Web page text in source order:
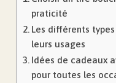
praticité
Les différents
leurs usages
Idées de cadeaux
pour toutes les